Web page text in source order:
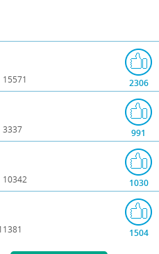
15571
2306
3337
991
10342
1030
1504